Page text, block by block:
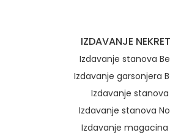
IZDAVANJE
Izdavanje stanova
Izdavanje garsonjera
Izdavanje stanova
Izdavanje stanova
Izdavanje magacina